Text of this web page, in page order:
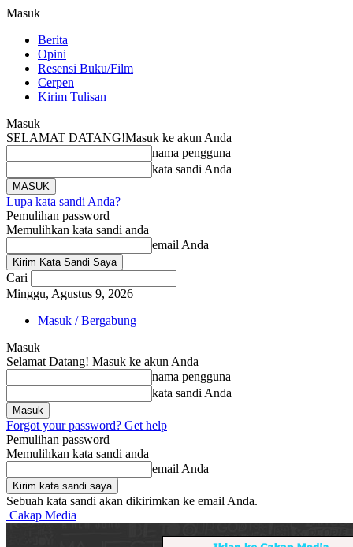
Masuk
Berita
Opini
Resensi Buku/Film
Cerpen
Kirim Tulisan
Masuk
SELAMAT DATANG!Masuk ke akun Anda
nama pengguna
kata sandi Anda
Lupa kata sandi Anda?
Pemulihan password
Memulihkan kata sandi anda
email Anda
Cari
Minggu, Agustus 9, 2026
Masuk / Bergabung
Masuk
Selamat Datang! Masuk ke akun Anda
nama pengguna
kata sandi Anda
Forgot your password? Get help
Pemulihan password
Memulihkan kata sandi anda
email Anda
Sebuah kata sandi akan dikirimkan ke email Anda.
Cakap Media